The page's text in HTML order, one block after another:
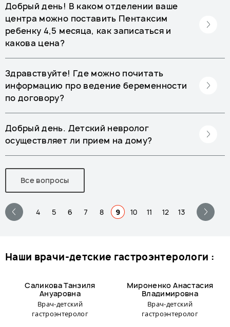
Добрый день! В каком отделении ваше
центра можно поставить Пентаксим
ребенку 4,5 месяца, как записаться и
какова цена?
Здравствуйте! Где можно почитать
информацию про ведение беременности
по договору?
Добрый день. Детский невролог
осуществляет ли прием на дому?
Все вопросы
4 5 6 7 8 9 10 11 12 13
наши врачи-детские гастроэнтерологи :
Саликова Танзиля
Ануаровна
Врач-детский
гастроэнтеролог
Мироненко Анастасия
Владимировна
Врач-детский
гастроэнтеролог